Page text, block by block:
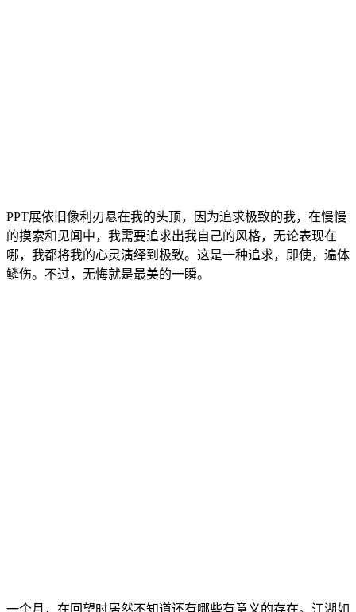
PPT展依旧像利刃悬在我的头顶，因为追求极致的我，在慢慢
的摸索和见闻中，我需要追求出我自己的风格，无论表现在
哪，我都将我的心灵演绎到极致。这是一种追求，即使，遍体
鳞伤。不过，无悔就是最美的一瞬。
一个月，在回望时居然不知道还有哪些有意义的存在。江湖如